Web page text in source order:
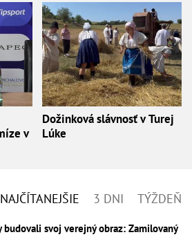
v
Dožinková slávnosť v Turej
Lúke
NAJČÍTANEJŠIE 3 DNI TÝŽDEŇ
budovali svoj verejný obraz: Zamilovaný